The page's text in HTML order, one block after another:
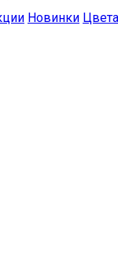
Новинки Цвета